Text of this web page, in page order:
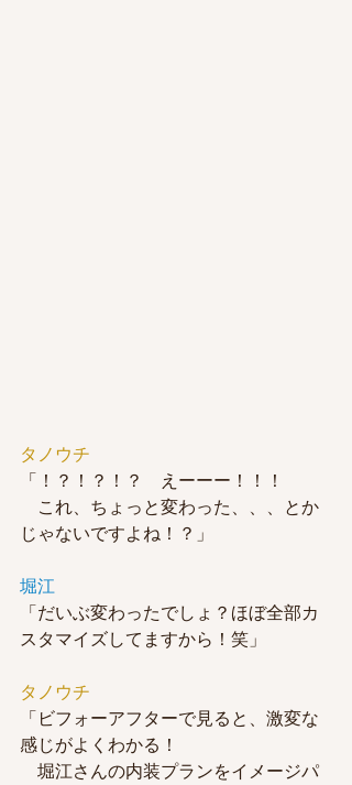
タノウチ
「！？！？！？　えーーー！！！
これ、ちょっと変わった、、、とか
じゃないですよね！？」
堀江
「だいぶ変わったでしょ？ほぼ全部カ
スタマイズしてますから！笑」
タノウチ
「ビフォーアフターで見ると、激変な
感じがよくわかる！
堀江さんの内装プランをイメージパ